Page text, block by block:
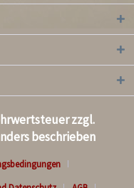
zzgl.
beschrieben